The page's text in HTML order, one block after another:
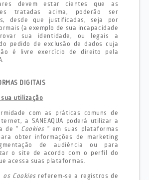
devem estar cientes que as
tratadas acima, poderão ser
desde que justificadas, seja por
(a exemplo de sua incapacidade
sua identidade, ou legais a
pedido de exclusão de dados cuja
é livre exercício de direito pela
DIGITAIS
sua utilização
com as práticas comuns de
a SANEAQUA poderá utilizar a
de “ Cookies” em suas plataformas
obter informações de marketing
de audiência ou para
o site de acordo com o perfil do
acessa suas plataformas.
os Cookiesreferem-se a registros de